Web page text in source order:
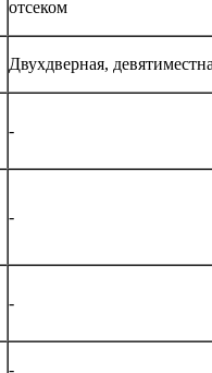
отсеком
Двухдверная,
-
-
-